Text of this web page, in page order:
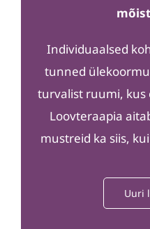
Individuaalsed
tunned
turvalist ruumi, kus
Loovteraapia
mustreid ka siis,
Uuri